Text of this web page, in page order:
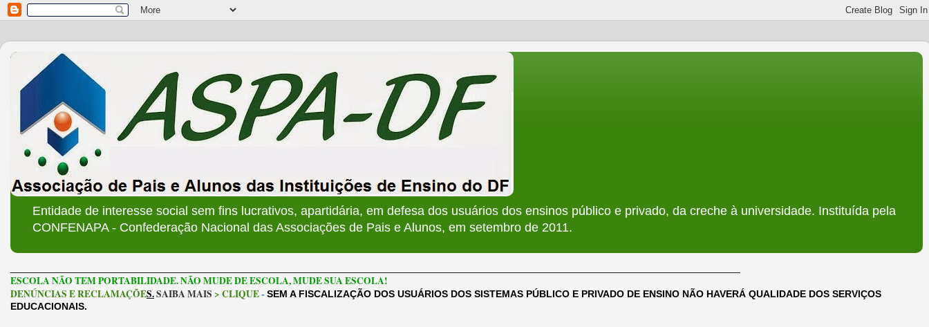
Entidade de interesse social sem fins lucrativos, apartidária, em defesa dos usuários dos ensinos público e privado, da creche à universidade. Instituída pela
CONFENAPA - Confederação Nacional das Associações de Pais e Alunos, em setembro de 2011.
ESCOLA NÃO TEM PORTABILIDADE. NÃO MUDE DE ESCOLA, MUDE SUA ESCOLA!
DENÚNCIAS E RECLAMAÇÕES.SAIBA MAIS > CLIQUE- SEM A FISCALIZAÇÃO DOS USUÁRIOS DOS SISTEMAS PÚBLICO E PRIVADO DE ENSINO NÃO HAVERÁ QUALIDADE DOS SERVIÇOS
EDUCACIONAIS.